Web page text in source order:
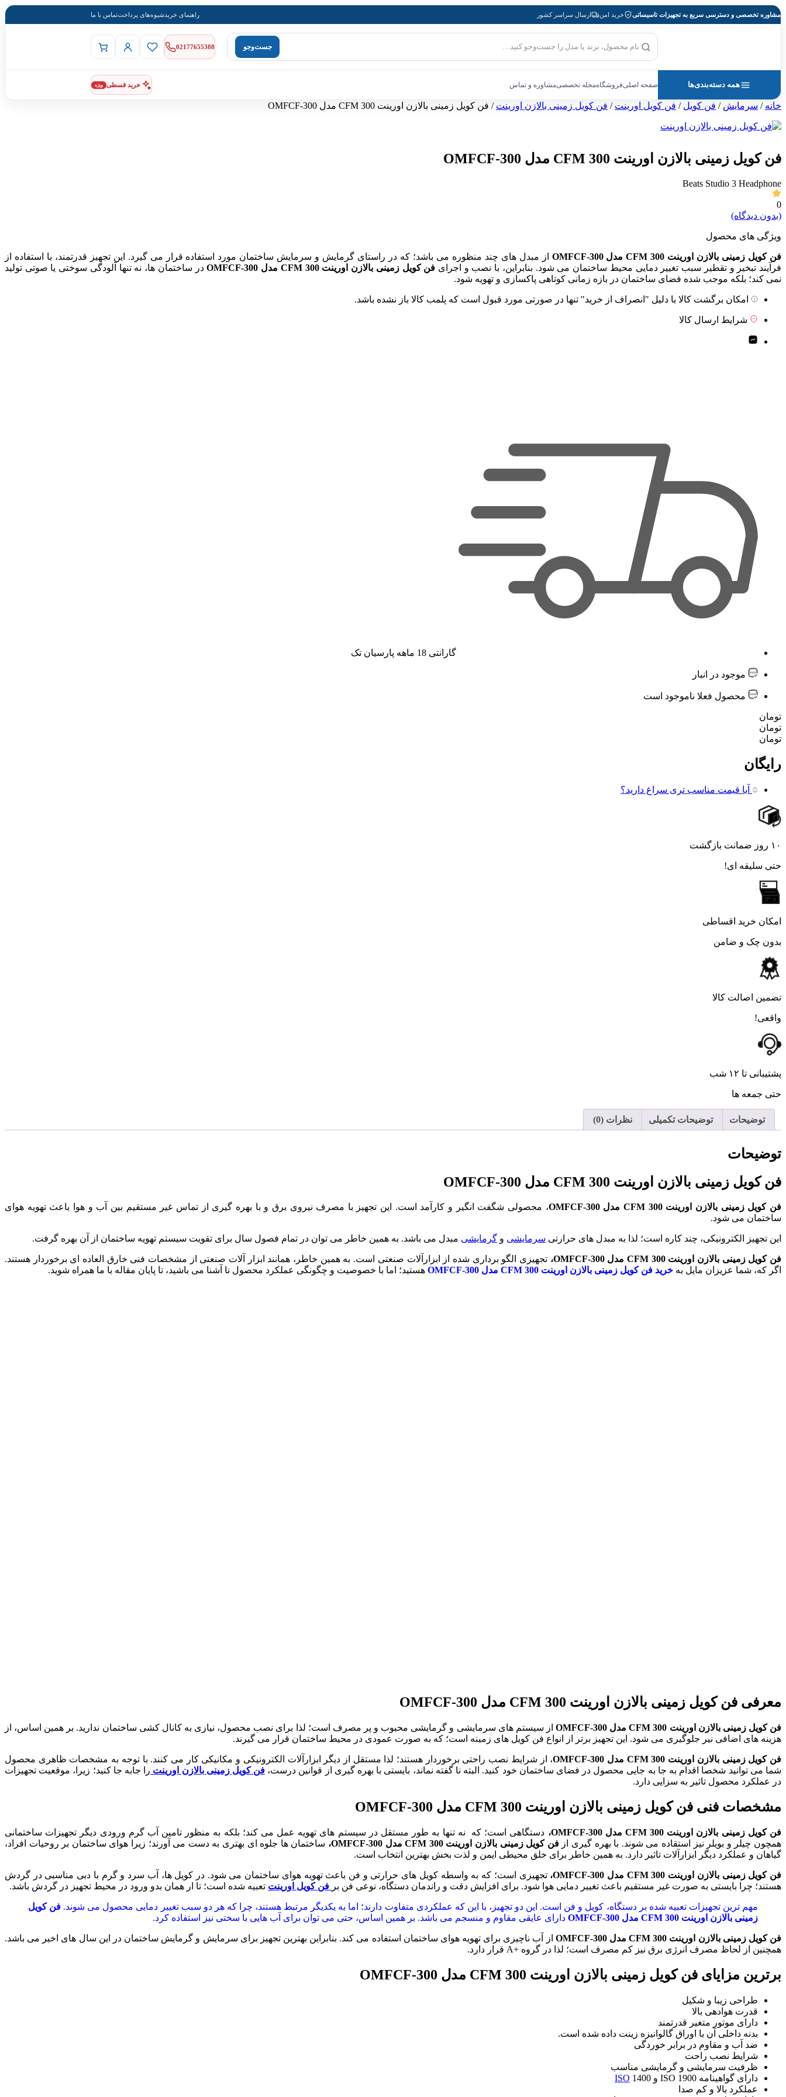
پرش
مشاوره تخصصی و دسترسی سریع به تجهیزات تاسیساتی خرید امن ارسال سراسر کشور راهنمای خریدشیوه‌های پرداختتماس با ما
جست‌وجوی محصول جست‌وجو 02177655388
همه دسته‌بندی‌ها صفحه اصلیفروشگاهمجله تخصصیمشاوره و تماس خرید قسطی ویژه
خانه / سرمایش / فن کویل / فن کویل اورینت / فن کویل زمینی بالازن اورینت / فن کویل زمینی بالازن اورینت 300 CFM مدل OMFCF-300
فن کویل زمینی بالازن اورینت 300 CFM مدل OMFCF-300
Beats Studio 3 Headphone
0
(بدون دیدگاه)
ویژگی های محصول
فن کویل زمینی بالازن اورینت 300 CFMمدلOMFCF-300 از مبدل های چند منظوره می باشد؛ که در راستای گرمایش و سرمایش ساختمان مورد استفاده قرار می گیرد. این تجهیز قدرتمند، با استفاده از
فرآیند تبخیر و تقطیر سبب تغییر دمایی محیط ساختمان می شود‌. بنابراین، با نصب و اجرای فن کویل زمینی بالازن اورینت 300 CFM مدل OMFCF-300در ساختمان ها، نه تنها آلودگی سوختی یا صوتی تولید
نمی کند؛ بلکه موجب شده فضای ساختمان در بازه زمانی کوتاهی پاکسازی و تهویه شود.
امکان برگشت کالا با دلیل "انصراف از خرید" تنها در صورتی مورد قبول است که پلمب کالا باز نشده باشد.
شرایط ارسال کالا
گارانتی 18 ماهه پارسیان تک
موجود در انبار
محصول فعلا ناموجود است
تومان
تومان
تومان
رایگان
آیا قیمت مناسب تری سراغ دارید؟
۱۰ روز ضمانت بازگشت
حتی سلیقه ای!
امکان خرید اقساطی
بدون چک و ضامن
تضمین اصالت کالا
واقعی!
پشتیبانی تا ۱۲ شب
حتی جمعه ها
توضیحات توضیحات تکمیلی نظرات (0)
توضیحات
فن کویل زمینی بالازن اورینت 300 CFM مدل OMFCF-300
فن کویل زمینی بالازن اورینت 300 CFMمدلOMFCF-300، محصولی شگفت انگیر و کارآمد است. این تجهیز با مصرف نیروی برق و با بهره گیری از تماس غیر مستقیم بین آب و هوا باعث تهویه هوای
ساختمان می شود.
این تجهیز الکترونیکی، چند کاره است؛ لذا به مبدل های حرارتی سرمایشی و گرمایشی مبدل می باشد. به همین خاطر می توان در تمام فصول سال برای تقویت سیستم تهویه ساختمان از آن بهره گرفت.
فن کویل زمینی بالازن اورینت 300 CFM مدلOMFCF-300، تجهیزی الگو برداری شده از ابزارآلات صنعتی است‌. به همین خاطر، همانند ابزار آلات صنعتی از مشخصات فنی خارق العاده ای برخوردار هستند.
اگر که، شما عزیزان مایل به خرید فن کویل زمینی بالازن اورینت 300 CFM مدل OMFCF-300 هستید؛ اما با خصوصیت و چگونگی عملکرد محصول نا آشنا می باشید، تا پایان مقاله با ما همراه شوید.
معرفی فن کویل زمینی بالازن اورینت 300 CFM مدل OMFCF-300
فن کویل زمینی بالازن اورینت 300 CFMمدل OMFCF-300از سیستم های سرمایشی و گرمایشی محبوب و پر مصرف است؛ لذا برای نصب محصول، نیازی به کانال کشی ساختمان ندارید. بر همین اساس، از
هزینه های اضافی نیر جلوگیری می شود. این تجهیز برتر از انواع فن کویل های زمینه است؛ که به صورت عمودی در محیط ساختمان قرار می گیرند.
فن کویل زمینی بالازن اورینت 300 CFM مدل OMFCF-300، از شرایط نصب راحتی برخوردار هستند؛ لذا مستقل از دیگر ابزارآلات الکترونیکی و مکانیکی کار می کنند. با توجه به مشخصات ظاهری محصول
شما می توانید شخصا اقدام به جا به جایی محصول در فضای ساختمان خود کنید. البته نا گفته نماند، بایستی با بهره گیری از قوانین درست، فن کویل زمینی بالازن اورینت را جابه جا کنید؛ زیرا، موقعیت تجهیزات
در عملکرد محصول تاثیر به سزایی دارد.
مشخصات فنی فن کویل زمینی بالازن اورینت 300 CFM مدل OMFCF-300
فن کویل زمینی بالازن اورینت 300 CFM مدلOMFCF-300، دستگاهی است؛ که نه تنها به طور مستقل در سیستم های تهویه عمل می کند؛ بلکه به منظور تامین آب گرم ورودی دیگر تجهیزات ساختمانی
همچون چیلر و بویلر نیز استقاده می شوند. با بهره گیری ازفن کویل زمینی بالازن اورینت 300 CFMمدل OMFCF-300، ساختمان ها جلوه ای بهتری به دست می آورند؛ زیرا هوای ساختمان بر روحیات افراد،
گیاهان و عملکرد دیگر ابزارآلات تاثیر دارد. به همین خاطر برای خلق محیطی ایمن و لذت بخش بهترین انتخاب است.
فن کویل زمینی بالازن اورینت 300 CFM مدل OMFCF-300، تجهیزی است؛ که به واسطه کویل های حرارتی و فن باعث تهویه هوای ساختمان می شود. در کویل ها، آب سرد و گرم با دبی مناسبی در گردش
هستند؛ چرا بایستی به صورت غیر مستقیم باعث تغییر دمایی هوا شود. برای افزایش دقت و راندمان دستگاه، نوعی فن بر فن کویل اورینت تعبیه شده است؛ تا ار همان بدو ورود در محیط تجهیز در گردش باشد.
مهم ترین تجهیزات تعبیه شده بر دستگاه، کویل و فن است. این دو تجهیز، با این که عملکردی متفاوت دارند؛ اما به یکدیگر مرتبط هستند، چرا که هر دو سبب تغییر دمایی محصول می شوند. فن کویل
زمینی بالازن اورینت 300
CFM مدل OMFCF-300 دارای عایقی مقاوم و منسجم می باشد. بر همین اساس، حتی می توان برای آب هایی با سختی نیز استفاده کرد.
فن کویل زمینی بالازن اورینت 300 CFMمدلOMFCF-300 از آب ناچیزی برای تهویه هوای ساختمان استفاده می کند. بنابراین بهترین تجهیز برای سرمایش و گرمایش ساختمان در این سال های اخیر می باشد.
همچنین از لحاظ مصرف انرژی برق نیز کم مصرف است؛ لذا در گروه +A قرار دارد.
برترین مزایای فن کویل زمینی بالازن اورینت 300 CFM مدل OMFCF-300
طراحی زیبا و شکیل
قدرت هوادهی بالا
دارای موتور متغیر قدرتمند
بدنه داخلی آن با اوراق گالوانیزه زینت داده شده است.
ضد آب و مقاوم در برابر خوردگی
شرایط نصب راحت
ظرفیت سرمایشی و گرمایشی مناسب
دارای گواهینامه ISO 1900 و
ISO 1400
عملکرد بالا و کم صدا